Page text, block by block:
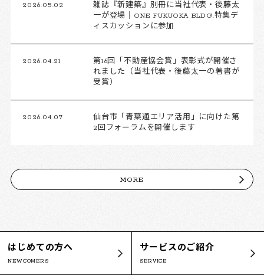
2026.05.02
雑誌『新建築』別冊に当社代表・後藤太
一が登場｜ONE FUKUOKA BLDG.特集デ
ィスカッションに参加
2026.04.21
第16回「不動産協会賞」表彰式が開催さ
れました（当社代表・後藤太一の著書が
受賞）
2026.04.07
仙台市「青葉通エリア活用」に向けた第
2回フォーラムを開催します
MORE
はじめての方へ
NEWCOMERS
サービスのご紹介
SERVICE